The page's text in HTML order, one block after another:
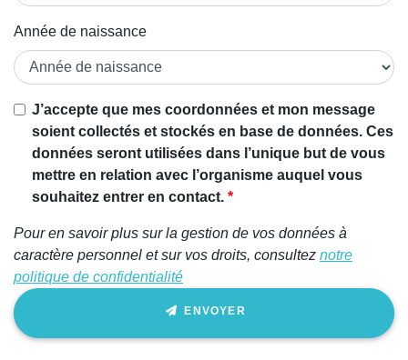
Année de naissance
J’accepte que mes coordonnées et mon message
soient collectés et stockés en base de données. Ces
données seront utilisées dans l’unique but de vous
mettre en relation avec l’organisme auquel vous
souhaitez entrer en contact.
Pour en savoir plus sur la gestion de vos données à
caractère personnel et sur vos droits, consultez notre
politique de confidentialité
ENVOYER